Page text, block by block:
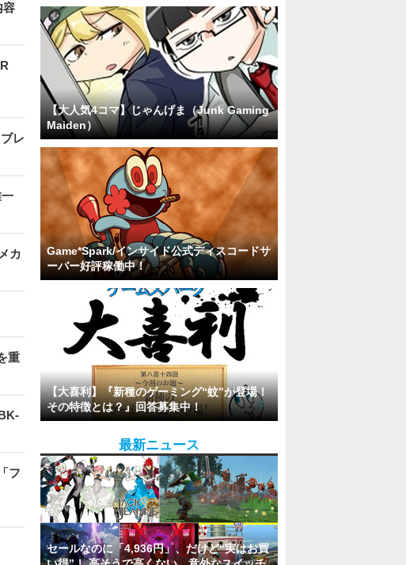
容
レ
カ
重
フ
【大人気4コマ】じゃんげま（Junk Gaming
Maiden）
Game*Spark/インサイド公式ディスコードサ
ーバー好評稼働中！
【大喜利】『新種のゲーミング“蚊”が登場！
その特徴とは？』回答募集中！
最新ニュース
セールなのに「4,936円」、だけど“実はお買